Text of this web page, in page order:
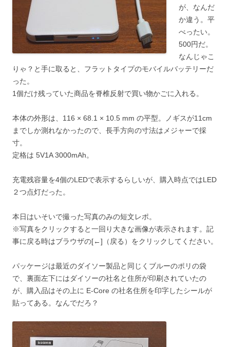
が、なんだ
か違う。平
べったい。
500円だ。
なんじゃこ
りゃ？と手に取ると、フラットタイプのモバイルバッテリーだ
った。
1個だけ残っていた商品を脊椎反射で買い物かごに入れる。
本体の外形は、116 × 68.1 × 10.5 mm の平型。ノギスが11cm
までしか測れなかったので、長手方向の寸法はメジャーで採
寸。
定格は 5V1A 3000mAh。
充電残容量を4個のLEDで表示するらしいが、購入時点ではLED
２つ点灯だった。
本日はいそいで撮った写真のみの短文レポ。
※写真をクリックすると一回り大きな画像が表示されます。記
事に戻る時はブラウザの[←]（戻る）をクリックしてください。
パッケージは最近のダイソー製品と同じくブルーのポリの袋
で、裏面左下にはダイソーの社名と住所が印刷されていたの
が、購入品はその上に E-Core の社名住所を印字したシールが
貼ってある。なんでだろ？